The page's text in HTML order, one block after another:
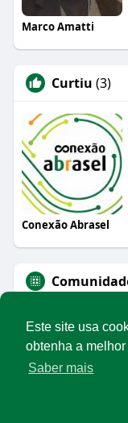
Este site usa
obtenha a
Saber mais
Marco Amatti
Curtiu (3)
Conexão Abrasel
Início
Sobre